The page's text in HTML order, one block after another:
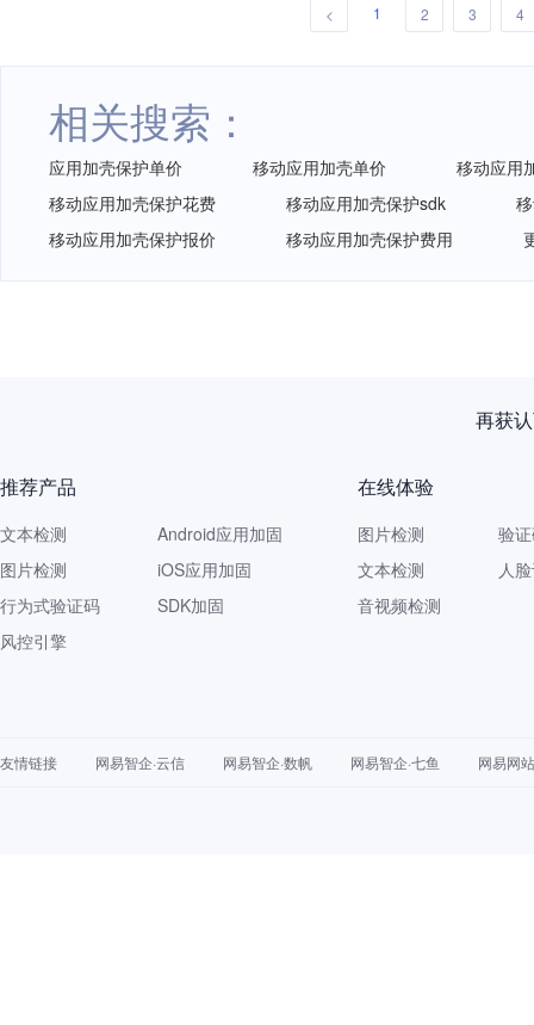
< 1 2 3 4
相关搜索：
应用加壳保护单价 移动应用加壳单价
移动应用
移动应用加壳保护花费
移动应用加壳保护sdk
移动应用加壳保护报价
移动应用加壳保护费用
再获
推荐产品
文本检测
图片检测
行为式验证码
风控引擎
Android应用加固
iOS应用加固
SDK加固
在线体验
图片检测
文本检测
音视频检测
验
人
友情链接 网易智企·云信 网易智企·数帆 网易智企·七鱼 网易网